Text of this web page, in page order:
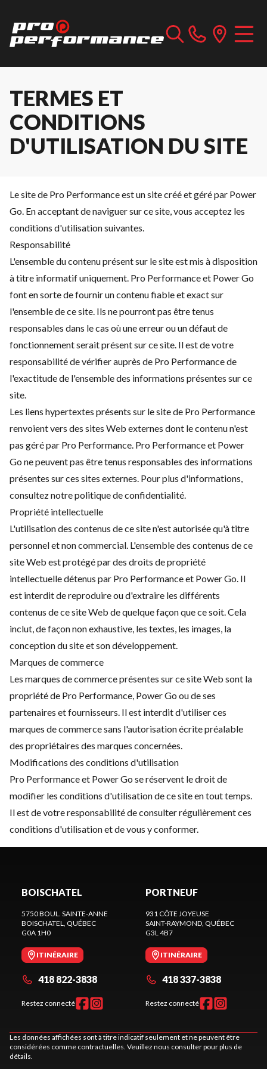
TERMES ET
CONDITIONS
D'UTILISATION DU SITE
Le site de Pro Performance est un site créé et géré par Power
Go. En acceptant de naviguer sur ce site, vous acceptez les
conditions d'utilisation suivantes.
Responsabilité
L'ensemble du contenu présent sur le site est mis à disposition
à titre informatif uniquement. Pro Performance et Power Go
font en sorte de fournir un contenu fiable et exact sur
l'ensemble de ce site. Ils ne pourront pas être tenus
responsables dans le cas où une erreur ou un défaut de
fonctionnement serait présent sur ce site. Il est de votre
responsabilité de vérifier auprès de Pro Performance de
l'exactitude de l'ensemble des informations présentes sur ce
site.
Les liens hypertextes présents sur le site de Pro Performance
renvoient vers des sites Web externes dont le contenu n'est
pas géré par Pro Performance. Pro Performance et Power
Go ne peuvent pas être tenus responsables des informations
présentes sur ces sites externes. Pour plus d'informations,
consultez notre politique de confidentialité.
Propriété intellectuelle
L'utilisation des contenus de ce site n'est autorisée qu'à titre
personnel et non commercial. L'ensemble des contenus de ce
site Web est protégé par des droits de propriété
intellectuelle détenus par Pro Performance et Power Go. Il
est interdit de reproduire ou d'extraire les différents
contenus de ce site Web de quelque façon que ce soit. Cela
inclut, de façon non exhaustive, les textes, les images, la
conception du site et son développement.
Marques de commerce
Les marques de commerce présentes sur ce site Web sont la
propriété de Pro Performance, Power Go ou de ses
partenaires et fournisseurs. Il est interdit d'utiliser ces
marques de commerce sans l'autorisation écrite préalable
des propriétaires des marques concernées.
Modifications des conditions d'utilisation
Pro Performance et Power Go se réservent le droit de
modifier les conditions d'utilisation de ce site en tout temps.
Il est de votre responsabilité de consulter régulièrement ces
conditions d'utilisation et de vous y conformer.
BOISCHATEL
5750 BOUL. SAINTE-ANNE
BOISCHATEL, QUÉBEC
G0A 1H0
ITINÉRAIRE
418 822-3838
Restez connecté
PORTNEUF
931 CÔTE JOYEUSE
SAINT-RAYMOND, QUÉBEC
G3L 4B7
ITINÉRAIRE
418 337-3838
Restez connecté
Les données affichées sont à titre indicatif seulement et ne peuvent être
considérées comme contractuelles. Veuillez nous consulter pour plus de
détails.